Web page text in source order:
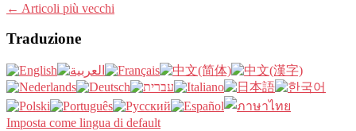
← Articoli più vecchi
Traduzione
Imposta come lingua di default